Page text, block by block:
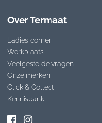
Over Termaat
Ladies corner
Werkplaats
Veelgestelde vragen
Onze merken
Click & Collect
Kennisbank